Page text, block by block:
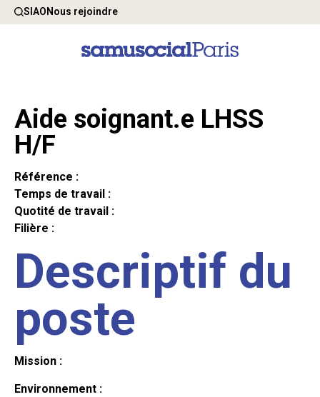
SIAONous rejoindre
Aide soignant.e LHSS
H/F
Référence :
Temps de travail :
Quotité de travail :
Filière :
Descriptif du
poste
Mission :
Environnement :